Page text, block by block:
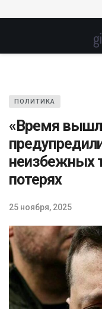
ПОЛИТИКА
«Время
неизбежных
потерях
25 ноября, 2025